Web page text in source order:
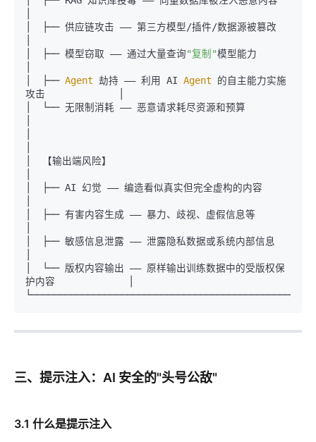
│  ├── 供应链攻击 —— 第三方模型/插件/数据源被篡改
│  ├── 模型窃取 —— 通过大量查询"复制"模型能力
│  ├── Agent 劫持 —— 利用 AI Agent 的自主能力实施
攻击             │
│  └── 无限制消耗 —— 恶意请求耗尽资源和预算
│  【输出端风险】
│  ├── AI 幻觉 —— 编造看似真实但完全虚构的内容
│  ├── 有害内容生成 —— 暴力、歧视、虚假信息等
│  ├── 敏感信息泄露 —— 泄露隐私数据或系统内部信息
│  └── 版权内容输出 —— 原样输出训练数据中的受版权保
护内容             │
三、提示注入：AI 安全的"头号公敌"
3.1 什么是提示注入